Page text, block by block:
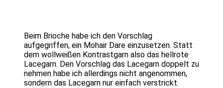
Beim Brioche habe ich den Vorschlag
aufgegriffen, ein Mohair Dare einzusetzen. Statt
dem wollweißen Kontrastgarn also das hellrote
Lacegarn. Den Vorschlag das Lacegarn doppelt zu
nehmen habe ich allerdings nicht angenommen,
sondern das Lacegarn nur einfach verstrickt.